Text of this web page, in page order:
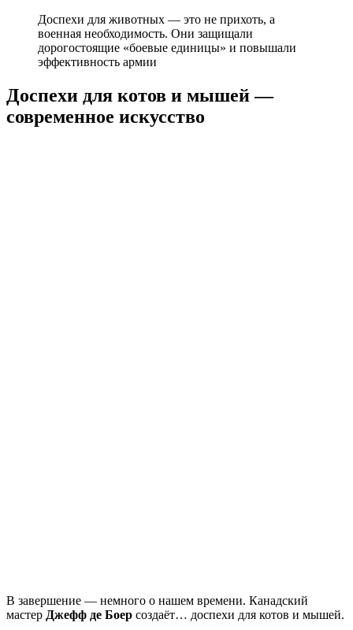
Доспехи для животных — это не прихоть, а
военная необходимость. Они защищали
дорогостоящие «боевые единицы» и повышали
эффективность армии
Доспехи для котов и мышей —
современное искусство
В завершение — немного о нашем времени. Канадский
мастер Джефф де Боер создаёт… доспехи для котов и мышей.